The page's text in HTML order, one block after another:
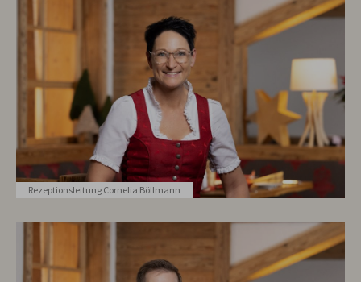
Rezeptionsleitung Cornelia Böllmann